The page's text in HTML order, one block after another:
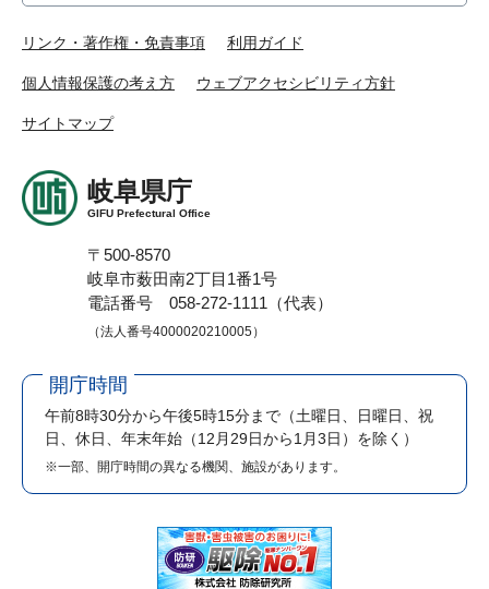
リンク・著作権・免責事項 利用ガイド
個人情報保護の考え方 ウェブアクセシビリティ方針
サイトマップ
岐阜県庁
GIFU Prefectural Office
〒500-8570
岐阜市薮田南2丁目1番1号
電話番号 058-272-1111（代表）
（法人番号4000020210005）
開庁時間
午前8時30分から午後5時15分まで （土曜日、日曜日、祝
日、休日、年末年始（12月29日から1月3日）を除く）
※一部、開庁時間の異なる機関、施設があります。